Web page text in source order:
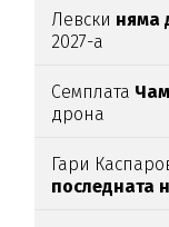
Левски няма
2027-а
Семплата
дрона
Гари
последната